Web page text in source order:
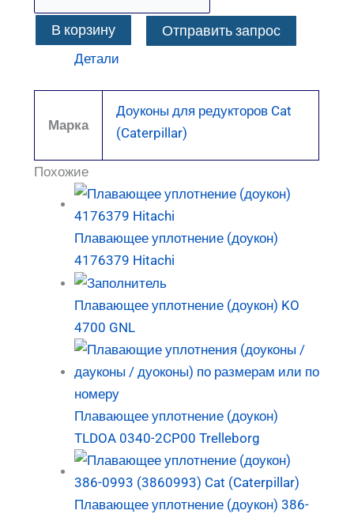
В корзину Отправить запрос
Детали
Марка
Доуконы для редукторов Cat
(Caterpillar)
Похожие
Плавающее уплотнение (доукон)
4176379 Hitachi
Плавающее уплотнение (доукон) KO
4700 GNL
Плавающее уплотнение (доукон)
TLDOA 0340-2CP00 Trelleborg
Плавающее уплотнение (доукон) 386-